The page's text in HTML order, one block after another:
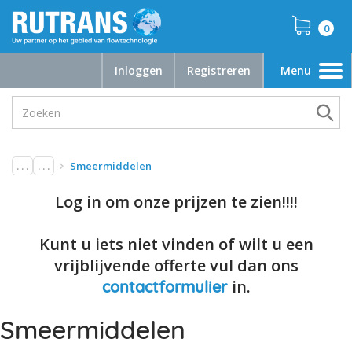
0
Inloggen Registreren
Toggle
navigation
Menu
. . . . . . Smeermiddelen
Log in om onze prijzen te zien!!!!
Kunt u iets niet vinden of wilt u een
vrijblijvende offerte vul dan ons
contactformulier in.
Smeermiddelen